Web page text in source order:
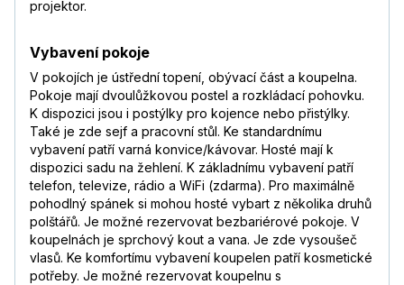
projektor.
Vybavení pokoje
V pokojích je ústřední topení, obývací část a koupelna.
Pokoje mají dvoulůžkovou postel a rozkládací pohovku.
K dispozici jsou i postýlky pro kojence nebo přistýlky.
Také je zde sejf a pracovní stůl. Ke standardnímu
vybavení patří varná konvice/kávovar. Hosté mají k
dispozici sadu na žehlení. K základnímu vybavení patří
telefon, televize, rádio a WiFi (zdarma). Pro maximálně
pohodlný spánek si mohou hosté vybart z několika druhů
polštářů. Je možné rezervovat bezbariérové pokoje. V
koupelnách je sprchový kout a vana. Je zde vysoušeč
vlasů. Ke komfortímu vybavení koupelen patří kosmetické
potřeby. Je možné rezervovat koupelnu s